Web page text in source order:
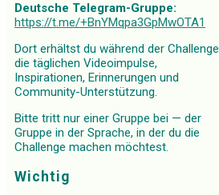
Deutsche Telegram-Gruppe:
https://t.me/+BnYMqpa3GpMwOTA1
Dort erhältst du während der Challenge
die täglichen Videoimpulse,
Inspirationen, Erinnerungen und
Community-Unterstützung.
Bitte tritt nur einer Gruppe bei — der
Gruppe in der Sprache, in der du die
Challenge machen möchtest.
Wichtig